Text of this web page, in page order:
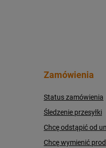
Zamówienia
Status zamówienia
Śledzenie przesyłki
Chcę odstąpić od
Chcę wymienić